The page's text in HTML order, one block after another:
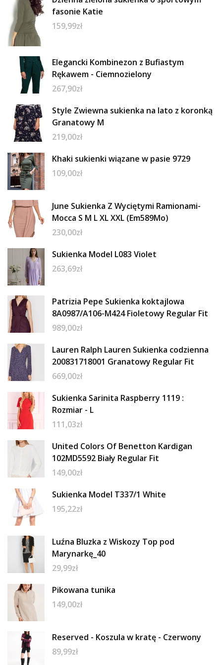
fasonie Katie
159,99zł
Elegancki Kombinezon z Bufiastym
Rękawem - Ciemnozielony
267,90zł
Style Zwiewna sukienka na lato z koronką
Granatowy M
219,00zł
Khaki sukienki wiązane w pasie 9729
109,00zł
June Sukienka Z Wyciętymi Ramionami-
Mocca S M L XL XXL (Em589Mo)
230,00zł
Sukienka Model L083 Violet
263,69zł
Patrizia Pepe Sukienka koktajlowa
8A0987/A106-M424 Fioletowy Regular Fit
989,00zł
Lauren Ralph Lauren Sukienka codzienna
200831718001 Granatowy Regular Fit
669,00zł
Sukienka Sarinita Raspberry 1119 :
Rozmiar - L
111,03zł
United Colors Of Benetton Kardigan
102MD5592 Biały Regular Fit
149,00zł
Sukienka Model T337/1 White
195,22zł
Luźna Bluzka z Wiskozy Top pod
Marynarkę_40
29,99zł
Pikowana tunika
149,00zł
Reserved - Koszula w kratę - Czerwony
89,99zł